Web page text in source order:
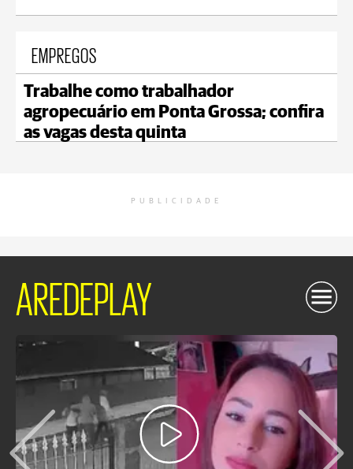
EMPREGOS
Trabalhe como trabalhador
agropecuário em Ponta Grossa; confira
as vagas desta quinta
PUBLICIDADE
AREDEPLAY